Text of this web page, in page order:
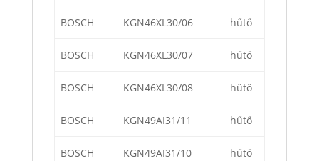
BOSCH KGN46XL30/06 hűtő
BOSCH KGN46XL30/07 hűtő
BOSCH KGN46XL30/08 hűtő
BOSCH KGN49AI31/11 hűtő
BOSCH KGN49AI31/10 hűtő